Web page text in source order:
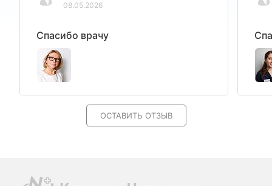
08.05.2026
Спасибо врачу
ОСТАВИТЬ ОТЗЫВ